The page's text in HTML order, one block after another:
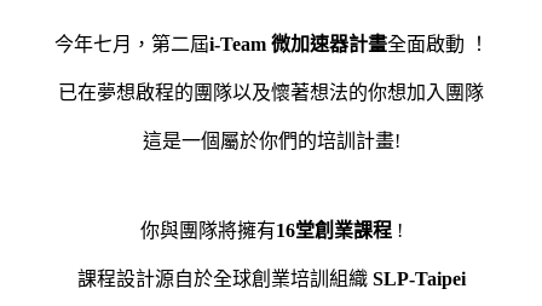
今年七月，第二屆i-Team 微加速器計畫全面啟動 ！
已在夢想啟程的團隊以及懷著想法的你想加入團隊
這是一個屬於你們的培訓計畫!
你與團隊將擁有16堂創業課程 !
課程設計源自於全球創業培訓組織 SLP-Taipei